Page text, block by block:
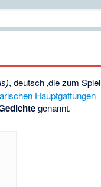
, deutsch ‚die zum Spiel
Hauptgattungen
genannt.